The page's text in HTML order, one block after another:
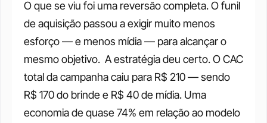
O que se viu foi uma reversão completa. O funil
de aquisição passou a exigir muito menos
esforço — e menos mídia — para alcançar o
mesmo objetivo.  A estratégia deu certo. O CAC
total da campanha caiu para R$ 210 — sendo
R$ 170 do brinde e R$ 40 de mídia. Uma
economia de quase 74% em relação ao modelo